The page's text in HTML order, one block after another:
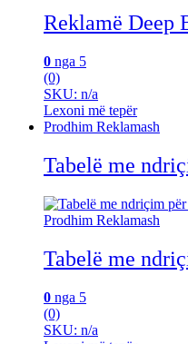
Reklamë Deep
0 nga 5
(0)
SKU: n/a
Lexoni më tepër
Prodhim Reklamash
Tabelë me
Prodhim Reklamash
Tabelë me
0 nga 5
(0)
SKU: n/a